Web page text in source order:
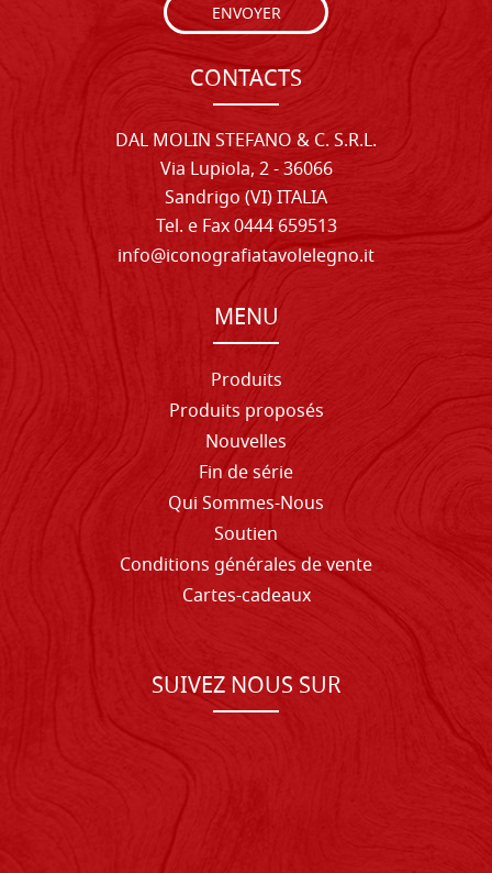
ENVOYER
CONTACTS
DAL MOLIN STEFANO & C. S.R.L.
Via Lupiola, 2 - 36066
Sandrigo (VI) ITALIA
Tel. e Fax 0444 659513
info@iconografiatavolelegno.it
MENU
Produits
Produits proposés
Nouvelles
Fin de série
Qui Sommes-Nous
Soutien
Conditions générales de vente
Cartes-cadeaux
SUIVEZ NOUS SUR